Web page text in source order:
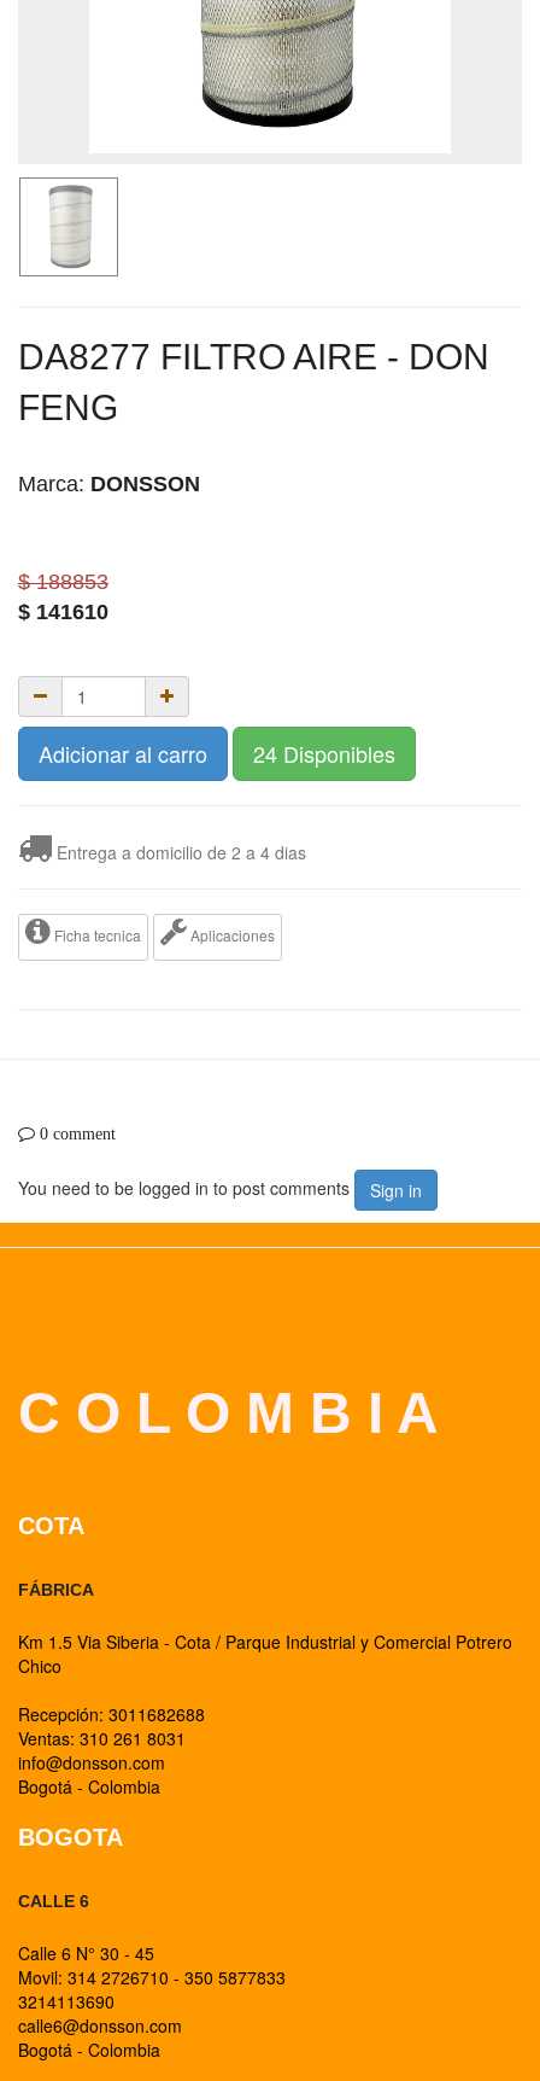
DA8277 FILTRO AIRE - DON
FENG
Marca: DONSSON
$ 188853
$ 141610
Adicionar al carro 24 Disponibles
Entrega a domicilio de 2 a 4 dias
Ficha tecnica Aplicaciones
0 comment
You need to be logged in to post comments Sign in
C O L O M B I A
COTA
FÁBRICA
Km 1.5 Via Siberia - Cota / Parque Industrial y Comercial Potrero
Chico
Recepción: 3011682688
Ventas: 310 261 8031
info@donsson.com
Bogotá - Colombia
BOGOTA
CALLE 6
Calle 6 N° 30 - 45
Movil: 314 2726710 - 350 5877833
3214113690
calle6@donsson.com
Bogotá - Colombia